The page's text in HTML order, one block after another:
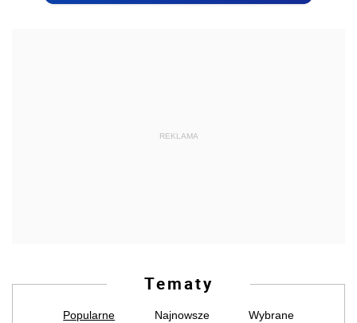
REKLAMA
Tematy
Popularne Najnowsze Wybrane